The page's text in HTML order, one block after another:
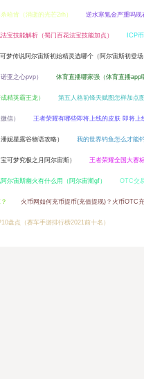
哈肯（消逝的光芒2rh） 逆水寒氪金严重吗
宝技能解析（蜀门百花法宝技能加点） ICP
梦传说阿尔宙斯初始精灵选哪个（阿尔宙斯初登场
亚之心pvp） 体育直播哪家强（体育直播app
精英霸王龙） 第五人格前锋天赋图怎样加点
信） 王者荣耀有哪些即将上线的皮肤 即将上
妮星露谷物语攻略） 我的世界钓鱼怎么才能
可梦究极之月阿尔宙斯） 王者荣耀全国大赛
尔宙斯幽火有什么用（阿尔宙斯gf） OTC交
火币网如何充币提币(充值提现)？火币OTC
盘点（赛车手游排行榜2021前十名）